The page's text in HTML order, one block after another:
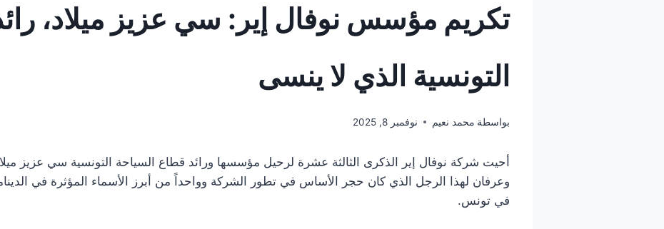
تكريم مؤسس نوفال إير: سي عزيز ميلاد،
التونسية الذي لا ينسى
بواسطة محمد نعيم نوفمبر 8, 2025
أحيت شركة نوفال إير الذكرى الثالثة عشرة لرحيل مؤسسها ورائد قطاع السياحة التونسية سي عزيز
وعرفان لهذا الرجل الذي كان حجر الأساس في تطور الشركة وواحداً من أبرز الأسماء المؤثرة في
في تونس.